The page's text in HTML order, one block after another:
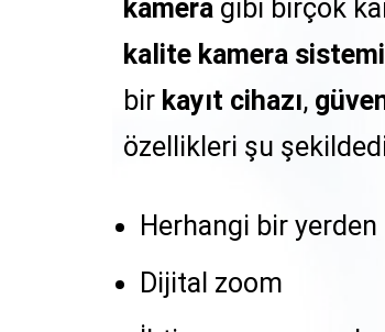
kamera gibi birçok
kalite kamera sistemi
bir kayıt cihazı,
özellikleri şu
Herhangi bir
Dijital zoom